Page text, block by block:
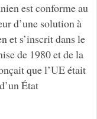
est conforme au
d’une solution à
et s’inscrit dans le
de 1980 et de la
que l’UE était
État